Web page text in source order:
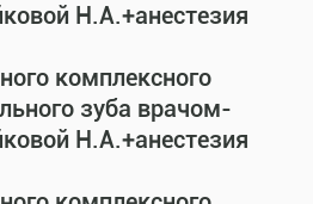
Н.А.+анестезия
комплексного
зуба врачом-
Н.А.+анестезия